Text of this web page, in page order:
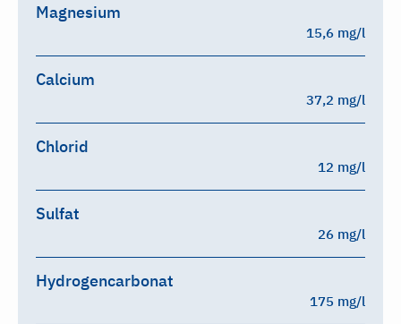
Magnesium
15,6 mg/l
Calcium
37,2 mg/l
Chlorid
12 mg/l
Sulfat
26 mg/l
Hydrogencarbonat
175 mg/l